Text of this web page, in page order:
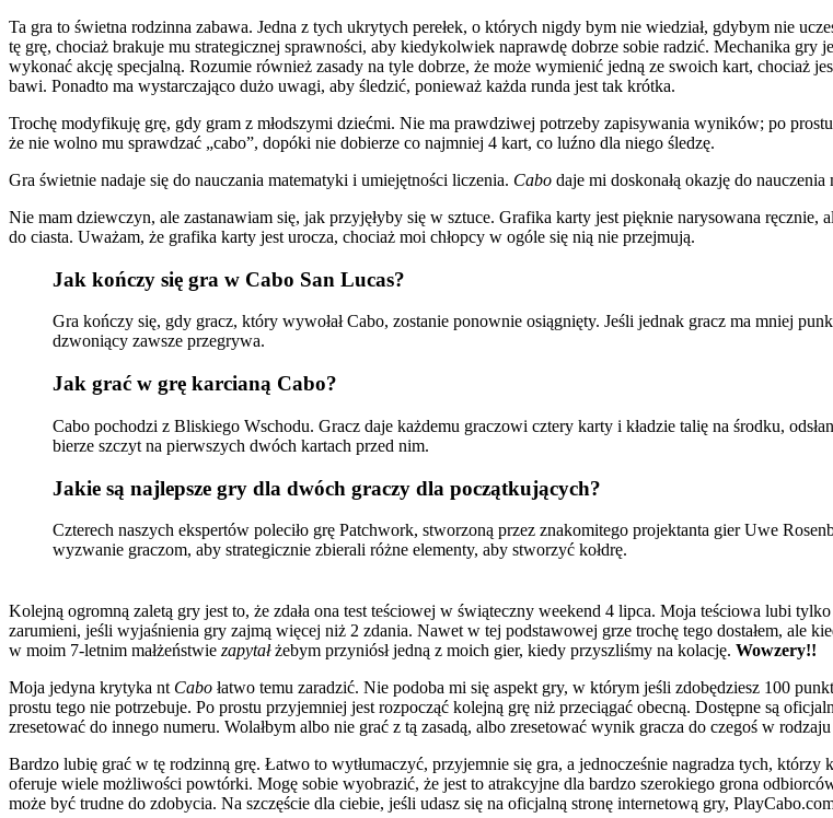
Ta gra to świetna rodzinna zabawa. Jedna z tych ukrytych perełek, o których nigdy bym nie wiedział, gdybym nie
tę grę, chociaż brakuje mu strategicznej sprawności, aby kiedykolwiek naprawdę dobrze sobie radzić. Mechanika
wykonać akcję specjalną. Rozumie również zasady na tyle dobrze, że może wymienić jedną ze swoich kart, chociaż
bawi. Ponadto ma wystarczająco dużo uwagi, aby śledzić, ponieważ każda runda jest tak krótka.
Trochę modyfikuję grę, gdy gram z młodszymi dziećmi. Nie ma prawdziwej potrzeby zapisywania wyników; po
że nie wolno mu sprawdzać „cabo”, dopóki nie dobierze co najmniej 4 kart, co luźno dla niego śledzę.
Gra świetnie nadaje się do nauczania matematyki i umiejętności liczenia. Cabo daje mi doskonałą okazję do
Nie mam dziewczyn, ale zastanawiam się, jak przyjęłyby się w sztuce. Grafika karty jest pięknie narysowana
do ciasta. Uważam, że grafika karty jest urocza, chociaż moi chłopcy w ogóle się nią nie przejmują.
Jak kończy się gra w Cabo San Lucas?
Gra kończy się, gdy gracz, który wywołał Cabo, zostanie ponownie osiągnięty. Jeśli jednak gracz ma mniej
dzwoniący zawsze przegrywa.
Jak grać w grę karcianą Cabo?
Cabo pochodzi z Bliskiego Wschodu. Gracz daje każdemu graczowi cztery karty i kładzie talię na środku,
bierze szczyt na pierwszych dwóch kartach przed nim.
Jakie są najlepsze gry dla dwóch graczy dla początkujących?
Czterech naszych ekspertów poleciło grę Patchwork, stworzoną przez znakomitego projektanta gier Uwe
wyzwanie graczom, aby strategicznie zbierali różne elementy, aby stworzyć kołdrę.
Kolejną ogromną zaletą gry jest to, że zdała ona test teściowej w świąteczny weekend 4 lipca. Moja teściowa lubi
zarumieni, jeśli wyjaśnienia gry zajmą więcej niż 2 zdania. Nawet w tej podstawowej grze trochę tego dostałem, ale
w moim 7-letnim małżeństwie zapytałżebym przyniósł jedną z moich gier, kiedy przyszliśmy na kolację. Wowzery!!
Moja jedyna krytyka nt Cabo łatwo temu zaradzić. Nie podoba mi się aspekt gry, w którym jeśli zdobędziesz 100
prostu tego nie potrzebuje. Po prostu przyjemniej jest rozpocząć kolejną grę niż przeciągać obecną. Dostępne są
zresetować do innego numeru. Wolałbym albo nie grać z tą zasadą, albo zresetować wynik gracza do czegoś w
Bardzo lubię grać w tę rodzinną grę. Łatwo to wytłumaczyć, przyjemnie się gra, a jednocześnie nagradza tych,
oferuje wiele możliwości powtórki. Mogę sobie wyobrazić, że jest to atrakcyjne dla bardzo szerokiego grona
może być trudne do zdobycia. Na szczęście dla ciebie, jeśli udasz się na oficjalną stronę internetową gry,